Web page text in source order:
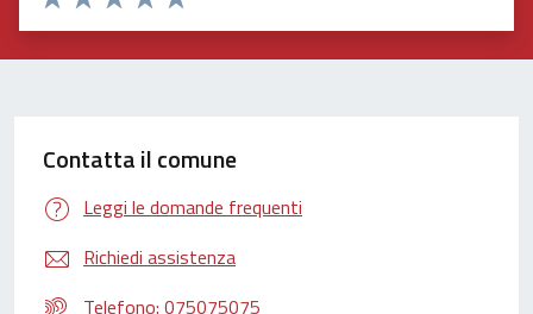
Valuta 5 stelle su 5
Valuta 4 stelle su 5
Valuta 3 stelle su 5
Valuta 2 stelle su 5
Valuta 1 stelle su 5
Contatta il comune
Leggi le domande frequenti
Richiedi assistenza
Telefono: 075075075